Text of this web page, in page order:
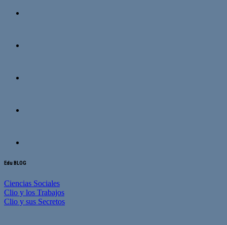
Edu BLOG
Ciencias Sociales
Clio y los Trabajos
Clio y sus Secretos